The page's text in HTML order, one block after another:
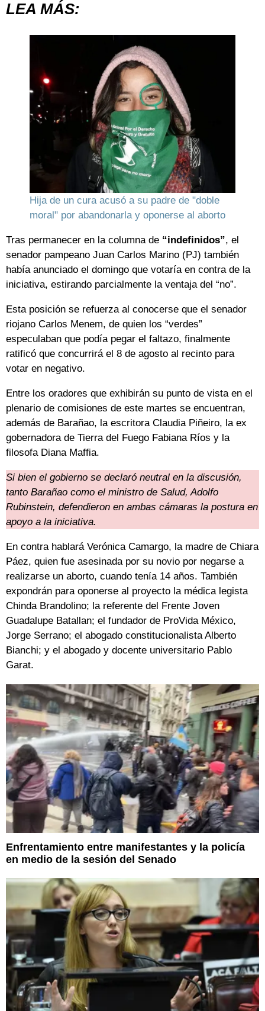
LEA MÁS:
Hija de un cura acusó a su padre de "doble
moral" por abandonarla y oponerse al aborto
Tras permanecer en la columna de “indefinidos”, el
senador pampeano Juan Carlos Marino (PJ) también
había anunciado el domingo que votaría en contra de la
iniciativa, estirando parcialmente la ventaja del “no”.
Esta posición se refuerza al conocerse que el senador
riojano Carlos Menem, de quien los “verdes”
especulaban que podía pegar el faltazo, finalmente
ratificó que concurrirá el 8 de agosto al recinto para
votar en negativo.
Entre los oradores que exhibirán su punto de vista en el
plenario de comisiones de este martes se encuentran,
además de Barañao, la escritora Claudia Piñeiro, la ex
gobernadora de Tierra del Fuego Fabiana Ríos y la
filosofa Diana Maffia.
Si bien el gobierno se declaró neutral en la discusión,
tanto Barañao como el ministro de Salud, Adolfo
Rubinstein, defendieron en ambas cámaras la postura en
apoyo a la iniciativa.
En contra hablará Verónica Camargo, la madre de Chiara
Páez, quien fue asesinada por su novio por negarse a
realizarse un aborto, cuando tenía 14 años. También
expondrán para oponerse al proyecto la médica legista
Chinda Brandolino; la referente del Frente Joven
Guadalupe Batallan; el fundador de ProVida México,
Jorge Serrano; el abogado constitucionalista Alberto
Bianchi; y el abogado y docente universitario Pablo
Garat.
Enfrentamiento entre manifestantes y la policía
en medio de la sesión del Senado